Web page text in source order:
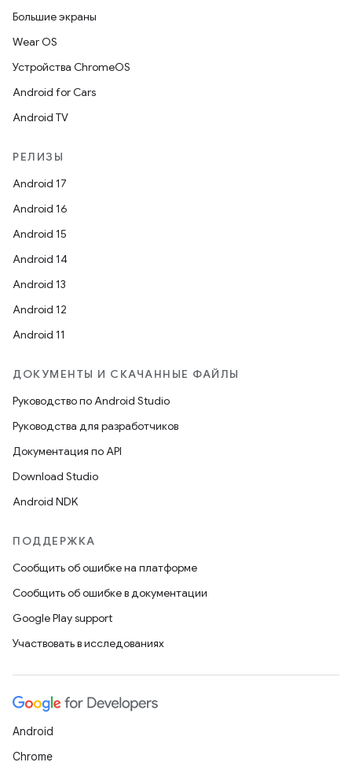
Большие экраны
Wear OS
Устройства ChromeOS
Android for Cars
Android TV
РЕЛИЗЫ
Android 17
Android 16
Android 15
Android 14
Android 13
Android 12
Android 11
ДОКУМЕНТЫ И СКАЧАННЫЕ ФАЙЛЫ
Руководство по Android Studio
Руководства для разработчиков
Документация по API
Download Studio
Android NDK
ПОДДЕРЖКА
Сообщить об ошибке на платформе
Сообщить об ошибке в документации
Google Play support
Участвовать в исследованиях
Android
Chrome